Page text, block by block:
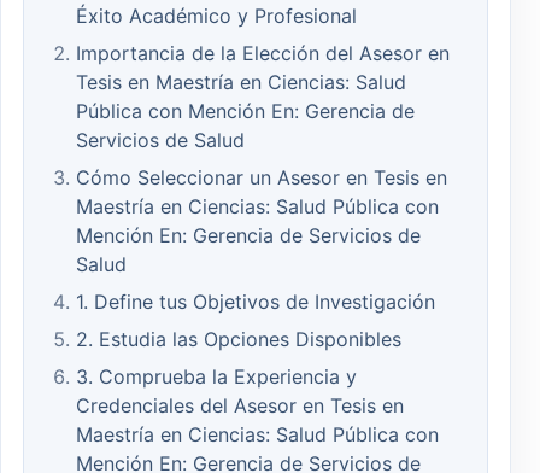
Éxito Académico y Profesional
Importancia de la Elección del Asesor en
Tesis en Maestría en Ciencias: Salud
Pública con Mención En: Gerencia de
Servicios de Salud
Cómo Seleccionar un Asesor en Tesis en
Maestría en Ciencias: Salud Pública con
Mención En: Gerencia de Servicios de
Salud
1. Define tus Objetivos de Investigación
2. Estudia las Opciones Disponibles
3. Comprueba la Experiencia y
Credenciales del Asesor en Tesis en
Maestría en Ciencias: Salud Pública con
Mención En: Gerencia de Servicios de